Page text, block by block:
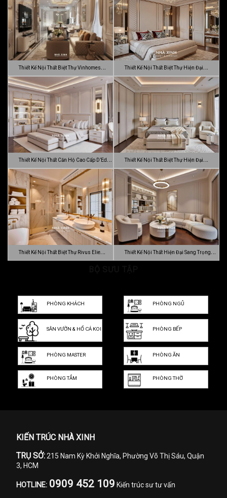
Thiết Kế Nội Thất Biệt Thự Vinhomes
Gran…
Thiết Kế Nội Thất Biệt Thự Hiện Đại
Sang…
Thiết Kế Nội Thất Căn Hộ Cao Cấp D’Edge
…
Thiết Kế Nội Thất Biệt Thự Hiện Đại
Luca…
Thiết Kế Nội Thất Biệt Thự Rivus Elie Thiết Kế Nội Thất Hiện Đại Sang Trọng
PHÒNG KHÁCH PHÒNG NGỦ
SÂN VƯỜN & HỒ CÁ KOI PHÒNG BẾP
PHÒNG MASTER PHÒNG ĂN
PHÒNG TẮM PHÒNG THỜ
KIẾN TRÚC NHÀ XINH
TRỤ SỞ: 215 Nam Kỳ Khởi Nghĩa, Phường Võ Thị Sáu, Quận
3, HCM
HOTLINE: 0909 452 109 Kiến trúc sư tư vấn